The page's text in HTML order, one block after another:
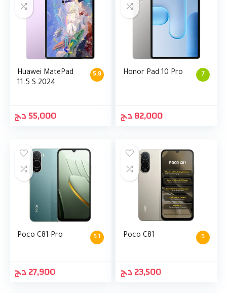
5.8
Huawei MatePad
11.5 S 2024
55,000د.ج
7
Honor Pad 10 Pro
82,000د.ج
5.1
Poco C81 Pro
27,900د.ج
5
Poco C81
23,500د.ج